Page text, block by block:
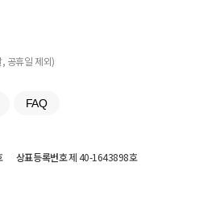
공휴일 제외)
FAQ
상표등록번호제 40-1643898호